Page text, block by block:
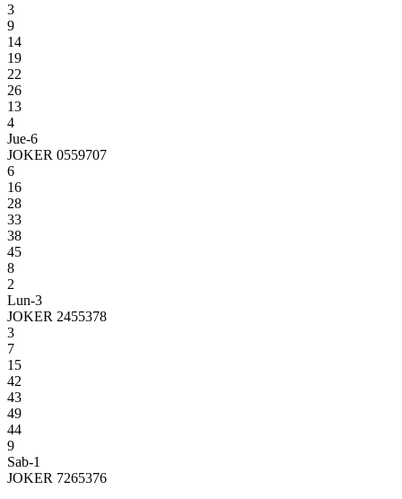
3
9
14
19
22
26
13
4
Jue-6
JOKER 0559707
6
16
28
33
38
45
8
2
Lun-3
JOKER 2455378
3
7
15
42
43
49
44
9
Sab-1
JOKER 7265376